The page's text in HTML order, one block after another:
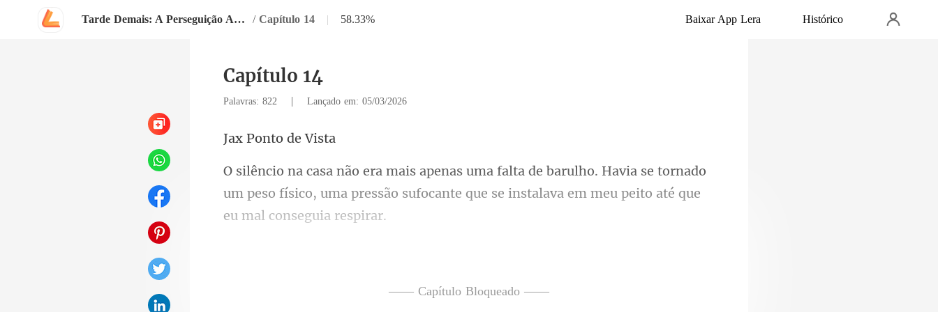
Tarde Demais: A Perseguição Arrependida do Don / Capítulo 14 | 58.33% Baixar App Lera Histórico
Capítulo 14
Palavras: 822 | Lançado em: 05/03/2026
nto de
Havia se tornado
um peso físico, uma pressão sufocante que
—— Capítulo Bloqueado ——